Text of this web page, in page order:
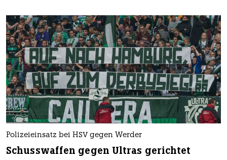
Polizeieinsatz bei HSV gegen Werder
Schusswaffen gegen Ultras gerichtet